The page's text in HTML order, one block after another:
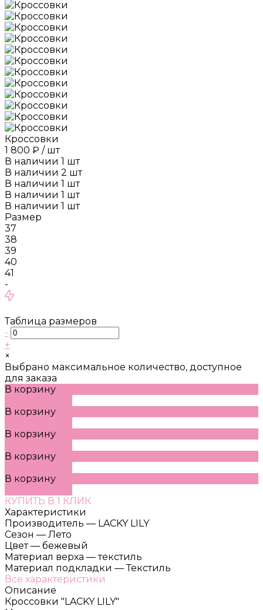
Кроссовки
1 800 ₽ / шт
В наличии 1 шт
В наличии 2 шт
В наличии 1 шт
В наличии 1 шт
В наличии 1 шт
Размер
37
38
39
40
41
-
Таблица размеров
-
+
×
Выбрано максимальное количество, доступное
для заказа
В корзину
В корзину
В корзину
В корзину
В корзину
КУПИТЬ В 1 КЛИК
Характеристики
Производитель — LACKY LILY
Сезон — Лето
Цвет — бежевый
Материал верха — текстиль
Материал подкладки — Текстиль
Все характеристики
Описание
Кроссовки "LACKY LILY"